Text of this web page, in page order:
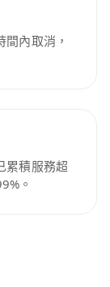
內取消，
累積服務超
。